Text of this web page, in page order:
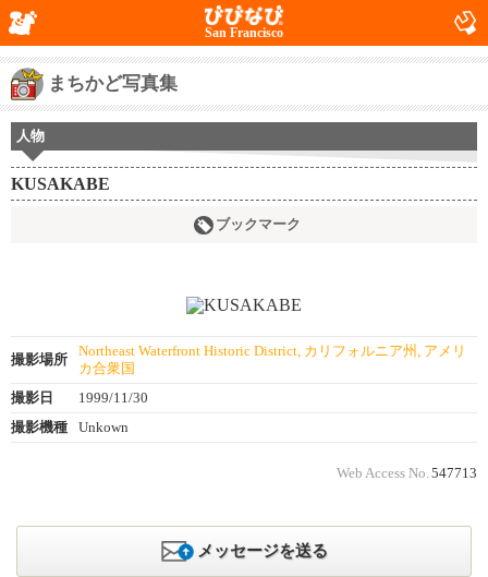
San Francisco
まちかど写真集
人物
KUSAKABE
ブックマーク
撮影場所
Northeast Waterfront Historic District, カリフォルニア州, アメリ
カ合衆国
撮影日
1999/11/30
撮影機種
Unkown
Web Access No. 547713
メッセージを送る